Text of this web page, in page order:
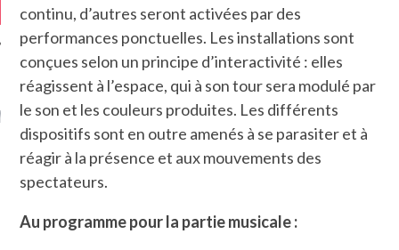
KARMA –
ANNIVERSAIRE
continu, d’autres seront activées par des
performances ponctuelles. Les installations sont
conçues selon un principe d’interactivité : elles
réagissent à l’espace, qui à son tour sera modulé par
le son et les couleurs produites. Les différents
dispositifs sont en outre amenés à se parasiter et à
réagir à la présence et aux mouvements des
spectateurs.
Au programme pour la partie musicale :